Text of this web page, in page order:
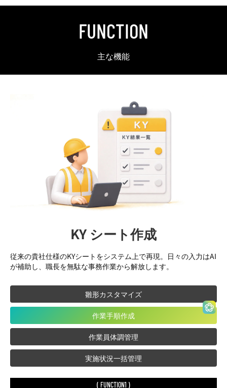
FUNCTION
主な機能
KY シート作成
従来の貴社仕様のKYシートをシステム上で再現。日々の入力はAI
が補助し、職長を無駄な事務作業から解放します。
雛形カスタマイズ
作業手順作成
作業員体調管理
実施状況一括管理
( FUNCTION1 )